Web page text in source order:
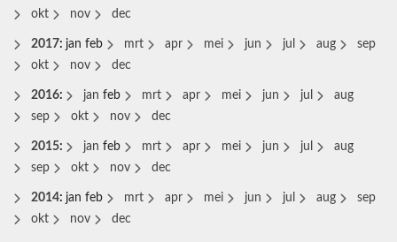
okt
nov dec
2017: jan feb mrt apr mei jun jul aug
sep
okt
nov dec
2016: jan feb mrt apr mei jun jul
aug
sep
okt nov dec
2015: jan feb mrt apr mei jun jul
aug
sep
okt nov dec
2014: jan feb mrt apr mei jun jul aug
sep
okt
nov dec